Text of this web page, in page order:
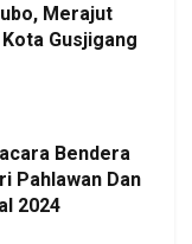
Merajut
Gusjigang
Bendera
Pahlawan Dan
2024